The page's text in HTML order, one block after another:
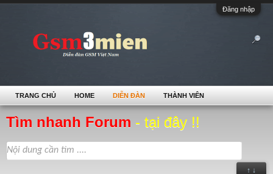
Đăng nhập
Tìm nhanh Forum - tại đây !!
↑ ↓
TRANG CHỦ HOME DIỄN ĐÀN THÀNH VIÊN